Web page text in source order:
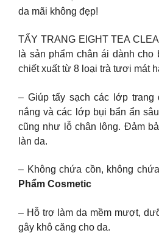
da mãi không đẹp!
TẨY TRANG EIGHT TEA
là sản phẩm chân ái dành
chiết xuất từ 8 loại trà tươi mát
– Giúp tẩy sạch các lớp trang
nắng và các lớp bụi bẩn ẩn
cũng như lỗ chân lông. Đảm
làn da.
– Không chứa cồn, không
Phẩm Cosmetic
– Hỗ trợ làm da mềm mượt,
gây khô căng cho da.